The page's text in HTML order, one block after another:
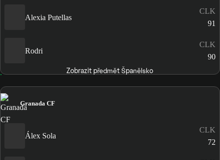
Alexia Putellas
CLK
91
Rodri
CLK
90
Zobrazit předmět Španělsko
Granada CF
Álex Sola
CLK
72